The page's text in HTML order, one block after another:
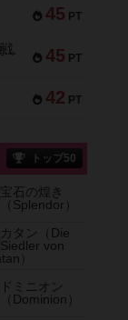
45 PT
45 PT
Bitter End ブタペスト救出作戦
42 PT
トップ50